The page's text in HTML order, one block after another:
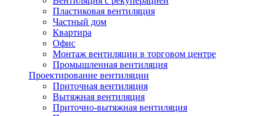
Пластиковая вентиляция
Частный дом
Квартира
Офис
Монтаж вентиляции в торговом центре
Промышленная вентиляция
Проектирование вентиляции
Приточная вентиляция
Вытяжная вентиляция
Приточно-вытяжная вентиляция